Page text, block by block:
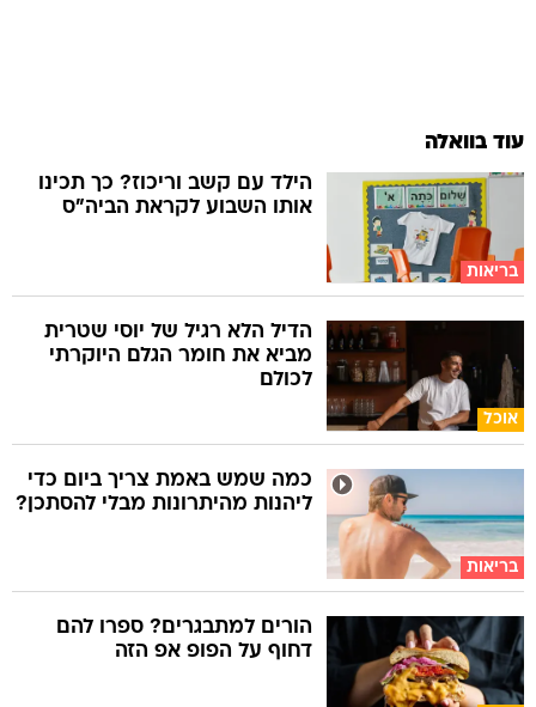
עוד בוואלה
בריאות
הילד עם קשב וריכוז? כך תכינו
אותו השבוע לקראת הביה"ס
אוכל
הדיל הלא רגיל של יוסי שטרית
מביא את חומר הגלם היוקרתי
לכולם
בריאות
כמה שמש באמת צריך ביום כדי
ליהנות מהיתרונות מבלי להסתכן?
הורים למתבגרים? ספרו להם
דחוף על הפופ אפ הזה